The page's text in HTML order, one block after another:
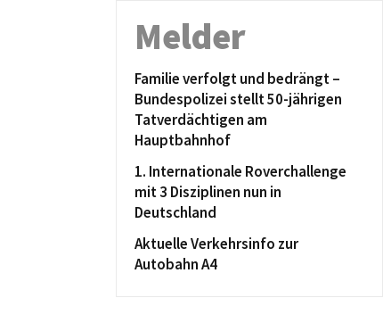
Melder
Familie verfolgt und bedrängt –
Bundespolizei stellt 50-jährigen
Tatverdächtigen am
Hauptbahnhof
1. Internationale Roverchallenge
mit 3 Disziplinen nun in
Deutschland
Aktuelle Verkehrsinfo zur
Autobahn A4